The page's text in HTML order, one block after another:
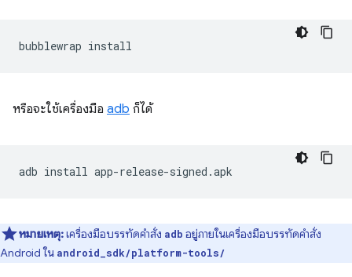
bubblewrap
หรือจะใช้เครื่องมือ adb ก็ได้
adb install
หมายเหตุ:เครื่องมือบรรทัดคำสั่ง adb อยู่ภายในเครื่องมือบรรทัดคำสั่ง
Android ใน android_sdk/platform-tools/